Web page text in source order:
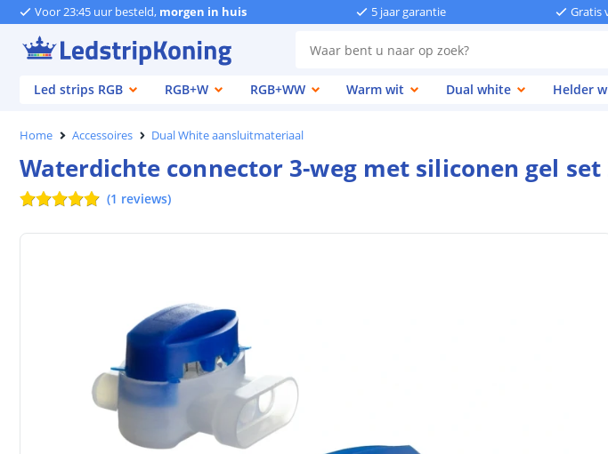
Voor 23:45 uur besteld, morgen in huis 5 jaar garantie Gratis
Led strips RGB
RGB+W RGB+WW Warm wit Dual white Helder
Home Accessoires Dual White aansluitmateriaal
Waterdichte connector 3-weg met siliconen gel set
(1 reviews)